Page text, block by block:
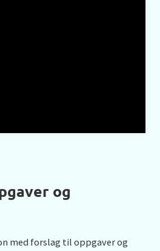
og
med forslag til oppgaver og